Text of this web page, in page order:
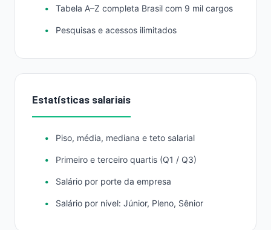
Tabela A–Z completa Brasil com 9 mil cargos
Pesquisas e acessos ilimitados
Estatísticas salariais
Piso, média, mediana e teto salarial
Primeiro e terceiro quartis (Q1 / Q3)
Salário por porte da empresa
Salário por nível: Júnior, Pleno, Sênior